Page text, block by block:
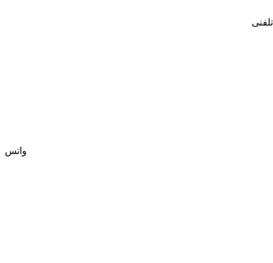
تلفنی
واتس